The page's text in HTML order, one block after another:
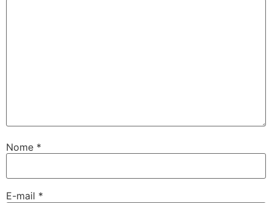
Nome *
E-mail *